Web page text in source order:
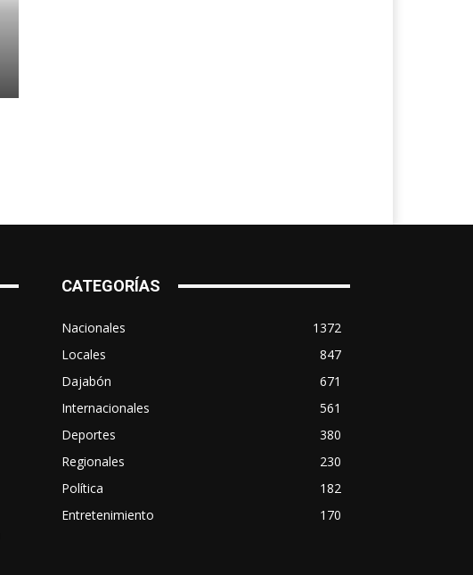
CATEGORÍAS
Nacionales
1372
Locales
847
Dajabón
671
Internacionales
561
Deportes
380
Regionales
230
Política
182
Entretenimiento
170